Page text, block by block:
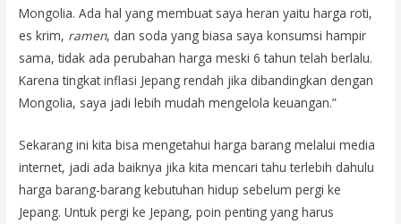
Mongolia. Ada hal yang membuat saya heran yaitu harga roti,
es krim, ramen, dan soda yang biasa saya konsumsi hampir
sama, tidak ada perubahan harga meski 6 tahun telah berlalu.
Karena tingkat inflasi Jepang rendah jika dibandingkan dengan
Mongolia, saya jadi lebih mudah mengelola keuangan.”
Sekarang ini kita bisa mengetahui harga barang melalui media
internet, jadi ada baiknya jika kita mencari tahu terlebih dahulu
harga barang-barang kebutuhan hidup sebelum pergi ke
Jepang. Untuk pergi ke Jepang, poin penting yang harus